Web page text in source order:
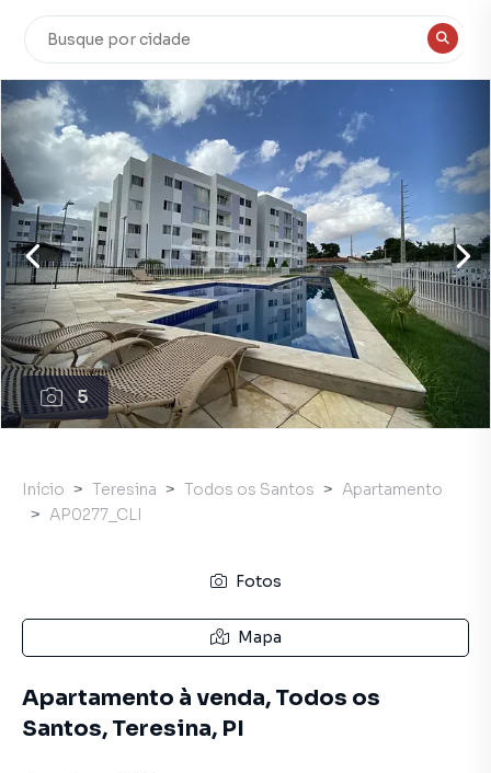
5
Início Teresina Todos os Santos
Apartamento
AP0277_CLI
Fotos
Mapa
Apartamento à venda, Todos os
Santos, Teresina, PI